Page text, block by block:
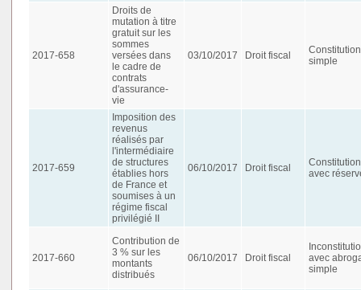
2017-658
Droits de
mutation à titre
gratuit sur les
sommes
versées dans
le cadre de
contrats
d'assurance-
vie
03/10/2017 Droit fiscal
simple
2017-659
Imposition des
revenus
réalisés par
l'intermédiaire
de structures
établies hors
de France et
soumises à un
régime fiscal
privilégié II
06/10/2017 Droit fiscal
avec
2017-660
Contribution de
3 % sur les
montants
distribués
06/10/2017 Droit fiscal
avec
simple